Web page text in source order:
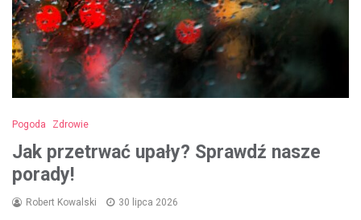
Pogoda Zdrowie
Jak przetrwać upały? Sprawdź nasze
porady!
Robert Kowalski 30 lipca 2026